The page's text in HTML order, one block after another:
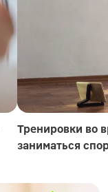
Тренировки во
заниматься